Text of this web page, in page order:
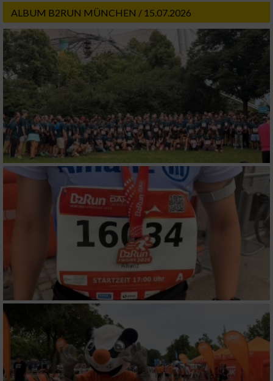
ALBUM B2RUN MÜNCHEN / 15.07.2026